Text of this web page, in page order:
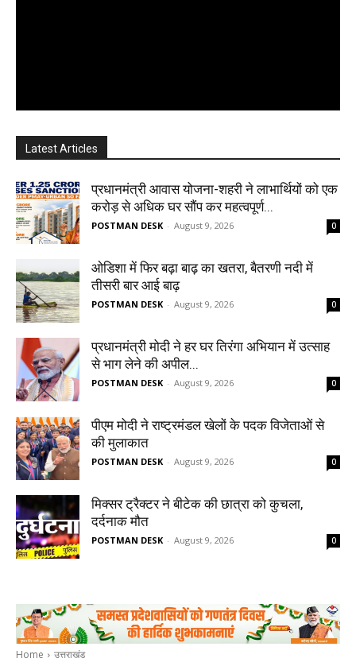
Latest Articles
प्रधानमंत्री आवास योजना-शहरी ने लाभार्थियों को एक
करोड़ से अधिक घर सौंप कर महत्वपूर्ण...
POSTMAN DESK - August 9, 2026 0
ओडिशा में फिर बढ़ा बाढ़ का खतरा, बैतरणी नदी में
तीसरी बार आई बाढ़
POSTMAN DESK - August 9, 2026 0
प्रधानमंत्री मोदी ने हर घर तिरंगा अभियान में उत्साह
से भाग लेने की अपील...
POSTMAN DESK - August 9, 2026 0
पीएम मोदी ने राष्ट्रमंडल खेलों के पदक विजेताओं से
की मुलाकात
POSTMAN DESK - August 9, 2026 0
मिक्सर ट्रैक्टर ने बीटेक की छात्रा को कुचला,
दर्दनाक मौत
POSTMAN DESK - August 9, 2026 0